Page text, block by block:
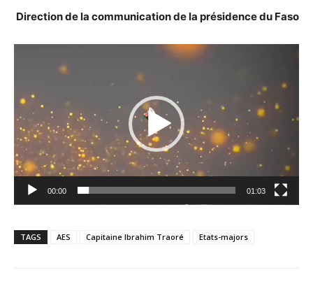
Direction de la communication de la présidence du Faso
Lecteur
00:00 01:03
TAGS AES Capitaine Ibrahim Traoré Etats-majors